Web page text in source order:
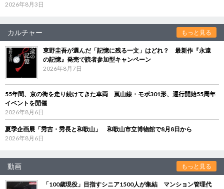
2026年8月3日
カルチャー もっと見る
東野圭吾が選んだ「記憶に残る一文」はどれ？ 最新作『永遠
の記憶』発売で読者参加型キャンペーン
2026年8月7日
55年間、京の街を走り続けてきた車両 嵐山線・モボ301形、運行開始55周年
イベントを開催
2026年8月6日
夏季企画展「秀吉・秀長と和歌山」 和歌山市立博物館で8月8日から
2026年8月6日
動画 もっと見る
「100歳現役」目指すシニア1500人が集結 マンション管理代